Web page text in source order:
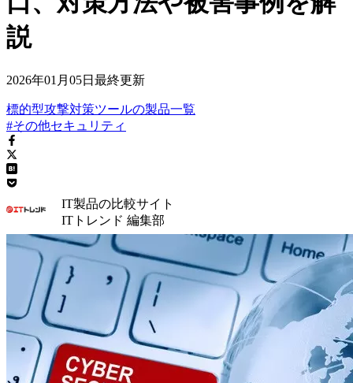
説
2026年01月05日 最終更新
標的型攻撃対策ツールの製品一覧
#その他セキュリティ
IT製品の比較サイト
ITトレンド 編集部